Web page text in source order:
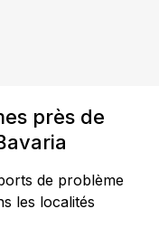
près de
de problème
les localités